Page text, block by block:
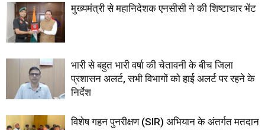
मुख्यमंत्री से महानिदेशक एनसीसी ने की शिष्टाचार भेंट
भारी से बहुत भारी वर्षा की चेतावनी के बीच जिला
प्रशासन अलर्ट, सभी विभागों को हाई अलर्ट पर रहने के
निर्देश
विशेष गहन पुनरीक्षण (SIR) अभियान के अंतर्गत मतदान